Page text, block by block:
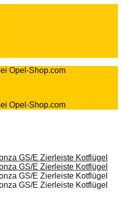
Opel-Shop.com
Opel-Shop.com